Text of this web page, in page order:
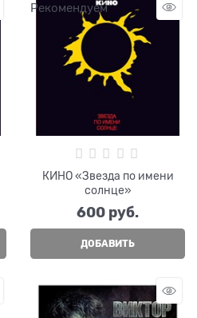
Рекомендуем
КИНО «Звезда по имени
солнце»
600 руб.
ДОБАВИТЬ